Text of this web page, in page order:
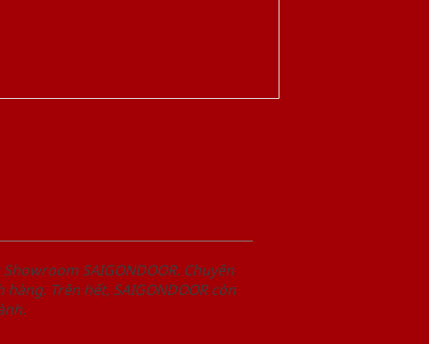
SAIGONDOOR. Chuyên
Trên hết, SAIGONDOOR còn